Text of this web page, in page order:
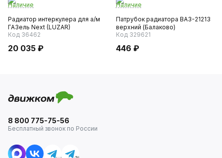
Наличие
Радиатор интеркулера для а/м
ГАЗель Next (LUZAR)
Код 36462
20 035 ₽
Наличие
Патрубок радиатора ВАЗ-21213
верхний (Балаково)
Код 329621
446 ₽
8 800 775-75-56
Бесплатный звонок по России